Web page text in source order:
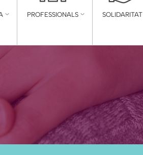
PROFESSIONALS SOLIDARITAT